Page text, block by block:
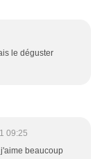
le déguster
09:25
beaucoup